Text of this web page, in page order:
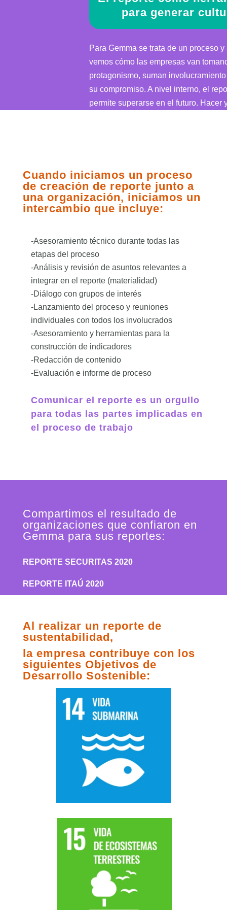
para generar
Para Gemma se trata de un proceso
vemos cómo las empresas van
protagonismo, suman
su compromiso. A nivel interno, el
permite superarse en el futuro. Hacer
Cuando iniciamos un proceso
de creación de reporte junto a
una organización, iniciamos un
intercambio que incluye:
-Asesoramiento técnico durante todas las
etapas del proceso
-Análisis y revisión de asuntos relevantes a
integrar en el reporte (materialidad)
-Diálogo con grupos de interés
-Lanzamiento del proceso y reuniones
individuales con todos los involucrados
-Asesoramiento y herramientas para la
construcción de indicadores
-Redacción de contenido
-Evaluación e informe de proceso
Comunicar el reporte es un orgullo
para todas las partes implicadas en
el proceso de trabajo
Compartimos el resultado de
organizaciones que confiaron en
Gemma para sus reportes:
REPORTE SECURITAS 2020
REPORTE ITAÚ 2020
Al realizar un reporte de
sustentabilidad,
la empresa contribuye con los
siguientes Objetivos de
Desarrollo Sostenible: